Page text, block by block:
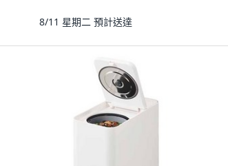
8/11 星期二 預計送達